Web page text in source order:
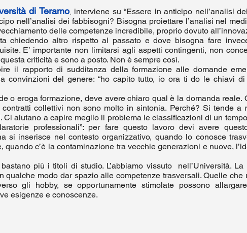
di Teramo,
interviene su “Essere in anticipo nell’analisi
nell’analisi dei fabbisogni? Bisogna proiettare l’analisi nel
delle competenze incredibile, proprio dovuto
chiedendo altro rispetto al passato e dove bisogna fare
E’ importante non limitarsi agli aspetti contingenti, non
criticità e sono a posto. Non è sempre così.
il rapporto di sudditanza della formazione alle domande
convinzioni del genere: “ho capito tutto, io ora ti do le chiavi
o eroga formazione, deve avere chiaro qual è la domanda reale.
collettivi non sono molto in sintonia. Perché? Si tende a
Ci aiutano a capire meglio il problema le classificazioni di un
professionali”: per fare questo lavoro devi avere
si inserisce nel contesto organizzativo, quando lo conosce
c’è la contaminazione tra vecchie generazioni e nuove,
più i titoli di studio. L’abbiamo vissuto nell’Università. La
qualche modo dar spazio alle competenze trasversali. Quelle che
gli hobby, se opportunamente stimolate possono
esigenze e conoscenze.